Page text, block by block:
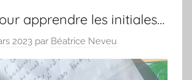
apprendre les initiales…
2023 par Béatrice Neveu